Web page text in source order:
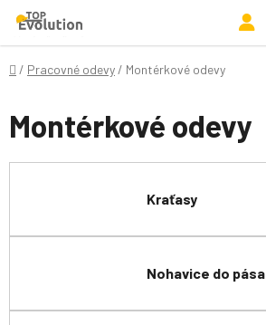
Prejsť na obsah
Domov
/ Pracovné odevy / Montérkové odevy
Montérkové odevy
Kraťasy
Nohavice do pása